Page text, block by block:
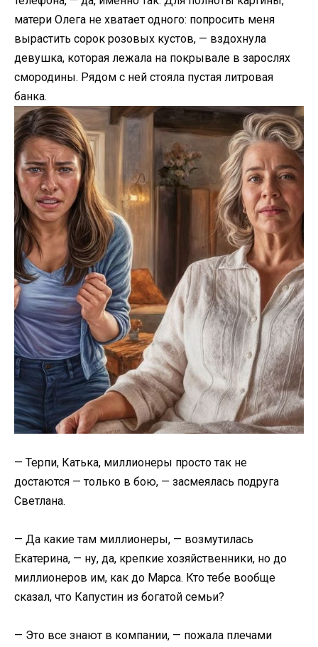
матери Олега не хватает одного: попросить меня
вырастить сорок розовых кустов, — вздохнула
девушка, которая лежала на покрывале в зарослях
смородины. Рядом с ней стояла пустая литровая
банка.
— Терпи, Катька, миллионеры просто так не
достаются — только в бою, — засмеялась подруга
Светлана.
— Да какие там миллионеры, — возмутилась
Екатерина, — ну, да, крепкие хозяйственники, но до
миллионеров им, как до Марса. Кто тебе вообще
сказал, что Капустин из богатой семьи?
— Это все знают в компании, — пожала плечами